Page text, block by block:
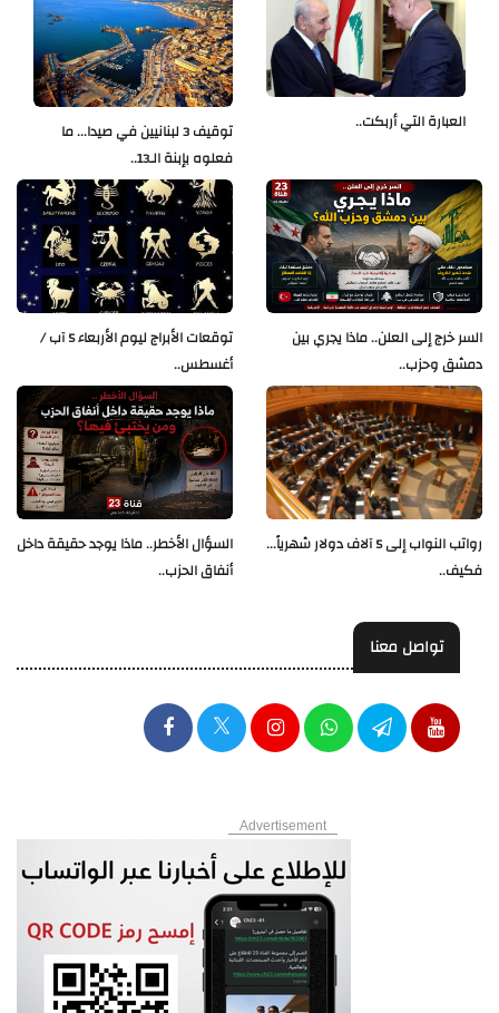
توقيف 3 لبنانيين في صيدا... ما
فعلوه بإبنة الـ13..
العبارة التي أربكت..
توقعات الأبراج ليوم الأربعاء 5 آب /
أغسطس..
السر خرج إلى العلن.. ماذا يجري بين
دمشق وحزب..
السؤال الأخطر.. ماذا يوجد حقيقة داخل
أنفاق الحزب..
رواتب النواب إلى 5 آلاف دولار شهرياً...
فكيف..
تواصل معنا
Advertisement